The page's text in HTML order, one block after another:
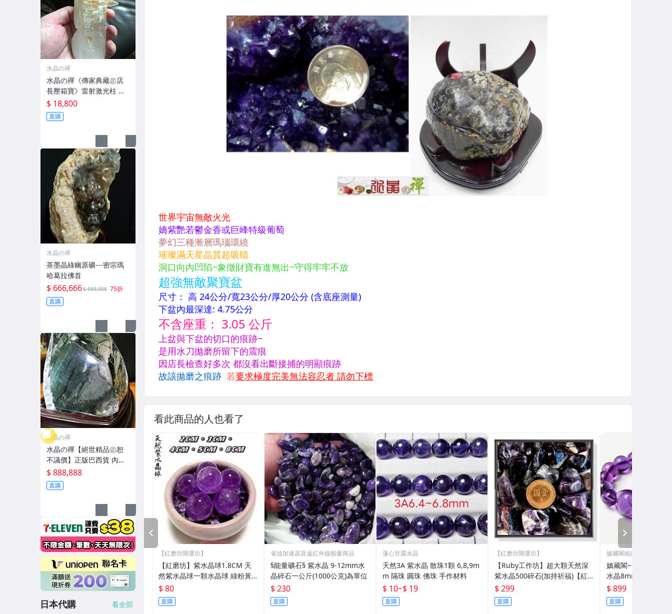
看此商品的人也看了
【紅磨坊開運坊】
【紅磨坊】紫水晶球1.8CM 天
然紫水晶球一顆水晶球 綠粉黃
白黑紫粉紅 五行球 NO.18NPU
$ 80
直購
省油加速器及遠紅外線能量商品
§能量礦石§ 紫水晶 9-12mm水
晶碎石一公斤(1000公克)為單位
$ 230
直購
蓮心甘露水晶
天然3A 紫水晶 散珠1顆 6,8,9m
m 隔珠 圓珠 佛珠 手作材料
$ 10~$ 19
直購
【紅磨坊開運坊】
【Ruby工作坊】超大顆天然深
紫水晶500碎石(加持祈福)【紅
磨坊】NO.1NPU
$ 299
直購
嫃藏閣統編41256342
嫃藏閣~已開光開運
水晶8mm圓珠 狐狸
財/旺人緣/防小三爛
慧加強記憶力 附開
$ 899
直購
PREV
水晶の禪
水晶の禪《傳家典藏㊣店
長壓箱寶》雷射激光柱 柱
峰疊迭 能量不絕《大自然
金剛杵》
$ 18,800
直購
水晶の禪
茶墨晶綠幽原礦---密宗瑪
哈葛拉佛首
$ 666,666$ 888,888 75折
直購
水晶の禪
水晶の禪【絕世精品㊣恕
不議價】正版巴西貨 內包
千層金字塔 金沙綠幽.粉幽
骨幹水晶
$ 888,888
直購
日本代購 看全部